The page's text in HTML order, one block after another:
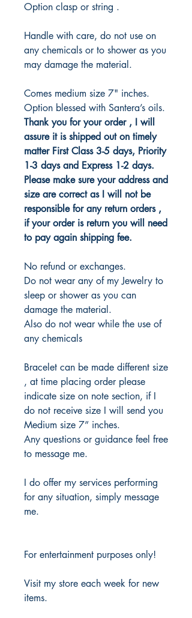
Option clasp or string .
Handle with care, do not use on
any chemicals or to shower as you
may damage the material.
Comes medium size 7" inches.
Option blessed with Santera’s oils.
Thank you for your order , I will
assure it is shipped out on timely
matter First Class 3-5 days, Priority
1-3 days and Express 1-2 days.
Please make sure your address and
size are correct as I will not be
responsible for any return orders ,
if your order is return you will need
to pay again shipping fee.
No refund or exchanges.
Do not wear any of my Jewelry to
sleep or shower as you can
damage the material.
Also do not wear while the use of
any chemicals
Bracelet can be made different size
, at time placing order please
indicate size on note section, if I
do not receive size I will send you
Medium size 7” inches.
Any questions or guidance feel free
to message me.
I do offer my services performing
for any situation, simply message
me.
For entertainment purposes only!
Visit my store each week for new
items.